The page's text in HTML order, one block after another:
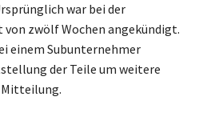
war bei der
zwölf Wochen angekündigt.
einem Subunternehmer
der Teile um weitere
Mitteilung.